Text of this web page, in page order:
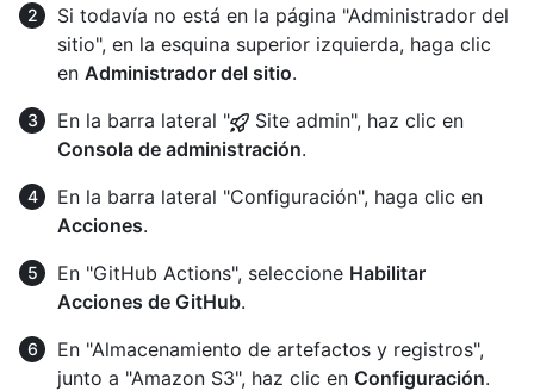
Si todavía no está en la página "Administrador del
sitio", en la esquina superior izquierda, haga clic
en Administrador del sitio.
En la barra lateral "
Site admin", haz clic en
Consola de administración.
En la barra lateral "Configuración", haga clic en
Acciones.
En "GitHub Actions", seleccione Habilitar
Acciones de GitHub.
En "Almacenamiento de artefactos y registros",
junto a "Amazon S3", haz clic en Configuración.